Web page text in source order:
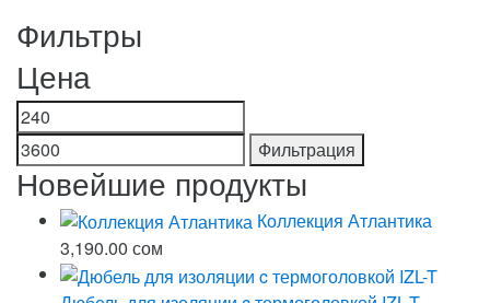
Фильтры
Цена
Минимальная
цена
цена
Фильтрация
Новейшие продукты
Коллекция Атлантика
3,190.00 сом